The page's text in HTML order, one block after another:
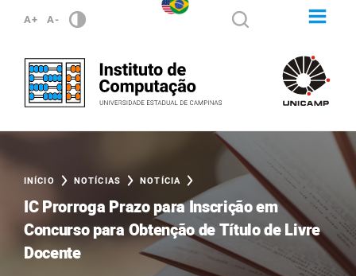
A+ A-
INÍCIO NOTÍCIAS NOTÍCIA
IC Prorroga Prazo para Inscrição em
Concurso para Obtenção de Título de Livre
Docente